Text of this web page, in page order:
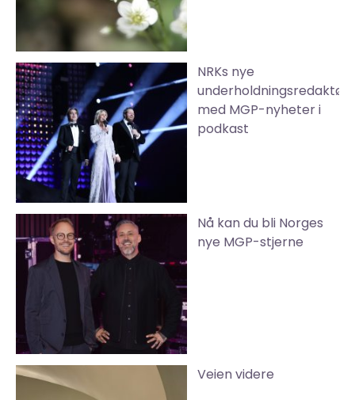
NRKs nye
underholdningsredaktør
med MGP-nyheter i
podkast
Nå kan du bli Norges
nye MGP-stjerne
Veien videre